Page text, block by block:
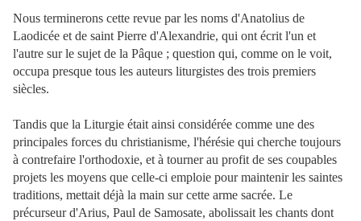
Nous terminerons cette revue par les noms d'Anatolius de
Laodicée et de saint Pierre d'Alexandrie, qui ont écrit l'un et
l'autre sur le sujet de la Pâque ; question qui, comme on le voit,
occupa presque tous les auteurs liturgistes des trois premiers
siècles.
Tandis que la Liturgie était ainsi considérée comme une des
principales forces du christianisme, l'hérésie qui cherche toujours
à contrefaire l'orthodoxie, et à tourner au profit de ses coupables
projets les moyens que celle-ci emploie pour maintenir les saintes
traditions, mettait déjà la main sur cette arme sacrée. Le
précurseur d'Arius, Paul de Samosate, abolissait les chants dont